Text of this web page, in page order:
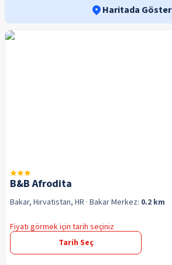
Haritada Göster
B&B Afrodita
Bakar, Hırvatistan, HR · BakarMerkez: 0.2 km
Fiyatı görmek için tarih seçiniz
Tarih Seç